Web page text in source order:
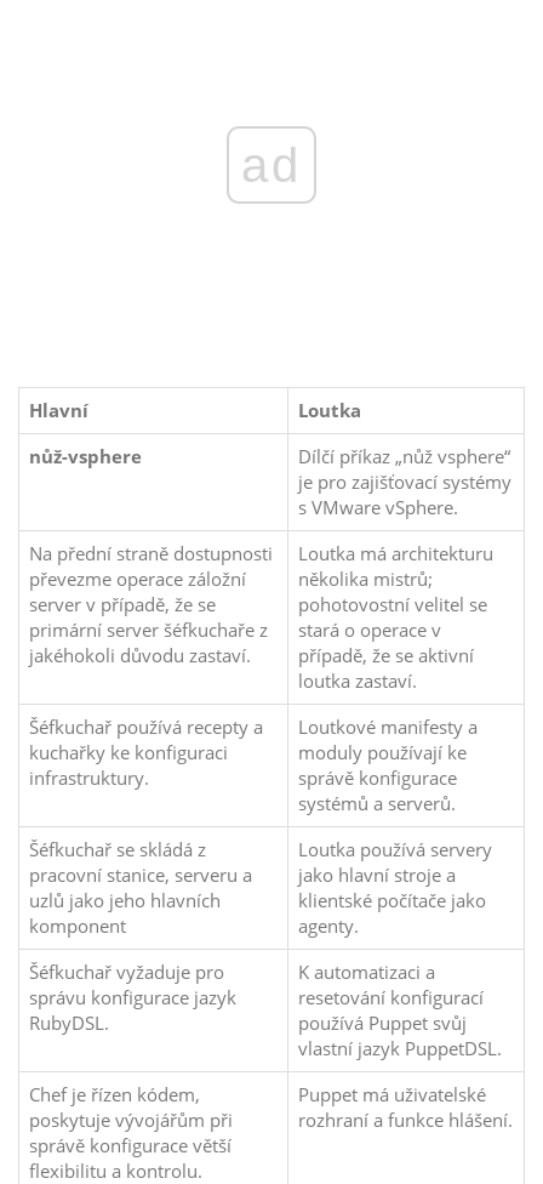
ad
Hlavní
Loutka
nůž-vsphere
Dílčí příkaz „nůž vsphere“
je pro zajišťovací systémy
s VMware vSphere.
Na přední straně dostupnosti
převezme operace záložní
server v případě, že se
primární server šéfkuchaře z
jakéhokoli důvodu zastaví.
Loutka má architekturu
několika mistrů;
pohotovostní velitel se
stará o operace v
případě, že se aktivní
loutka zastaví.
Šéfkuchař používá recepty a
kuchařky ke konfiguraci
infrastruktury.
Loutkové manifesty a
moduly používají ke
správě konfigurace
systémů a serverů.
Šéfkuchař se skládá z
pracovní stanice, serveru a
uzlů jako jeho hlavních
komponent
Loutka používá servery
jako hlavní stroje a
klientské počítače jako
agenty.
Šéfkuchař vyžaduje pro
správu konfigurace jazyk
RubyDSL.
K automatizaci a
resetování konfigurací
používá Puppet svůj
vlastní jazyk PuppetDSL.
Chef je řízen kódem,
poskytuje vývojářům při
správě konfigurace větší
flexibilitu a kontrolu.
Puppet má uživatelské
rozhraní a funkce hlášení.